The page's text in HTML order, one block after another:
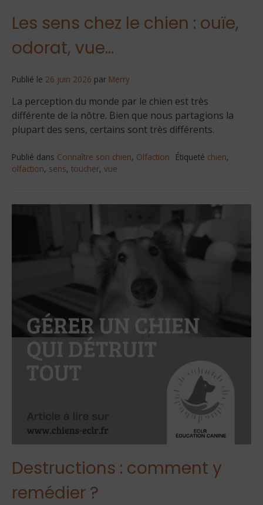
Les sens chez le chien : ouïe,
odorat, vue…
Publié le 26 juin 2026 par Merry
La perception du monde par le chien est très
différente de la nôtre. Bien que nous partagions la
plupart des sens, certains sont très différents.
Publié dans Connaître son chien, Olfaction Étiqueté chien,
olfaction, sens, toucher, vue
Destructions : comment y
remédier ?